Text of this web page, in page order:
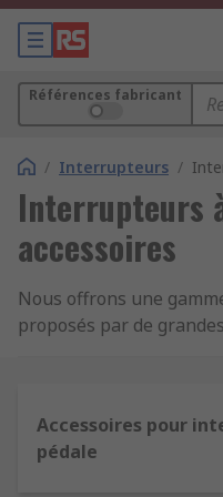
Références fabricant
/ Interrupteurs /
Interrupteurs
accessoires
Nous offrons une
proposés par de
Quels sont les
d'interrupteurs à pied ?
Accessoires pour
pédale